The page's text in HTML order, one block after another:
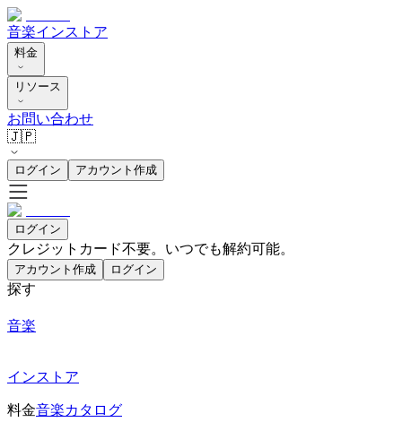
音楽インストア
料金
リソース
お問い合わせ
🇯🇵
ログイン アカウント作成
ログイン
クレジットカード不要。いつでも解約可能。
アカウント作成 ログイン
探す
音楽
インストア
料金音楽カタログ